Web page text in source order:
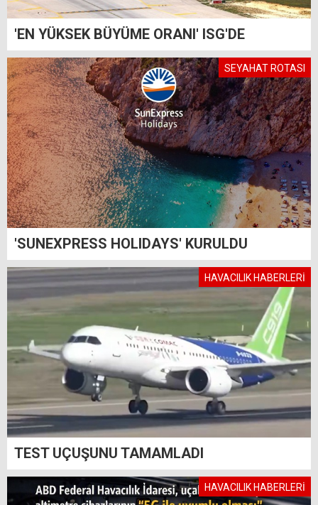
'EN YÜKSEK BÜYÜME ORANI' ISG'DE
SEYAHAT ROTASI
'SUNEXPRESS HOLIDAYS' KURULDU
HAVACILIK HABERLERİ
TEST UÇUŞUNU TAMAMLADI
HAVACILIK HABERLERİ